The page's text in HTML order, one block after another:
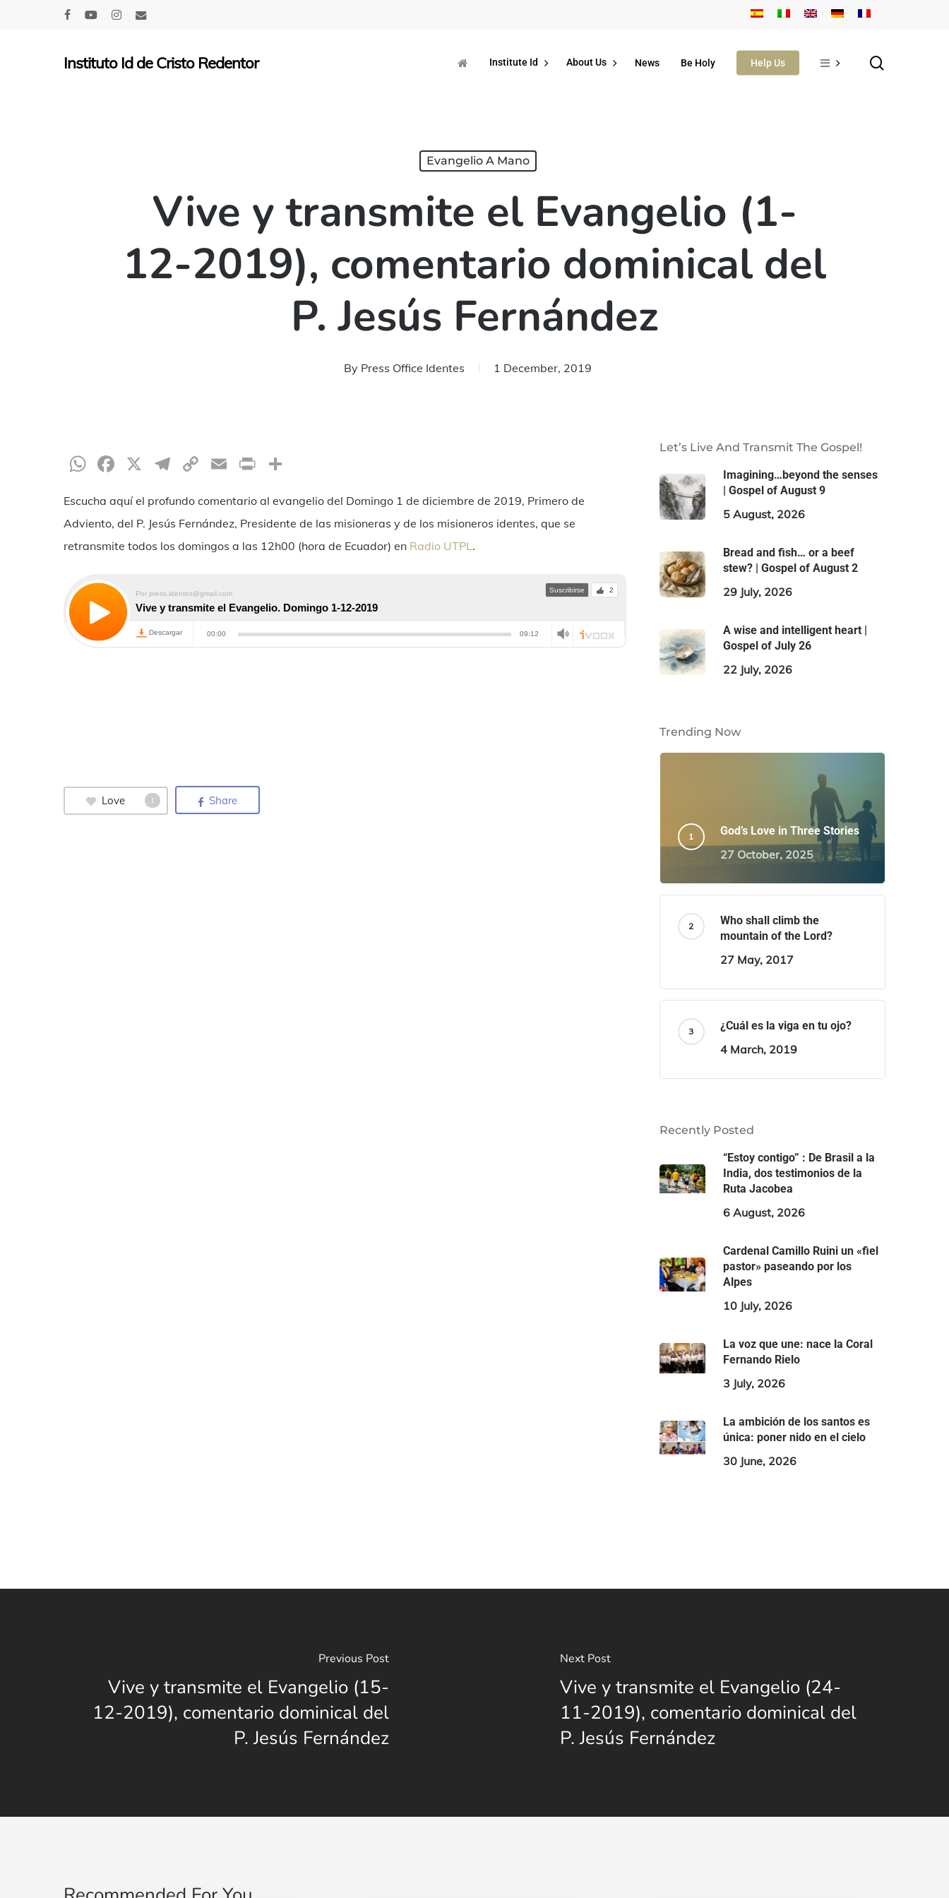
Instituto Id de Cristo Redentor Institute Id About Us News Be Holy Help Us
Evangelio A Mano
Vive y transmite el Evangelio (1-
12-2019), comentario dominical del
P. Jesús Fernández
By Press Office Identes 1 December, 2019
WhatsApp
Facebook
X Telegram
CopyEmailPrint
Escucha aquí el profundo comentario al evangelio del Domingo 1 de diciembre de 2019, Primero de
Adviento, del P. Jesús Fernández, Presidente de las misioneras y de los misioneros identes, que se
retransmite todos los domingos a las 12h00 (hora de Ecuador) en Radio UTPL.
Love 1 Share
Let’s Live And Transmit The Gospel!
Imagining…beyond the senses
| Gospel of August 9
5 August, 2026
Bread and fish… or a beef
stew? | Gospel of August 2
29 July, 2026
A wise and intelligent heart |
Gospel of July 26
22 July, 2026
Trending Now
God’s Love in Three Stories
27 October, 2025
Who shall climb the
mountain of the Lord?
27 May, 2017
¿Cuál es la viga en tu ojo?
4 March, 2019
Recently Posted
“Estoy contigo” : De Brasil a la
India, dos testimonios de la
Ruta Jacobea
6 August, 2026
Cardenal Camillo Ruini un «fiel
pastor» paseando por los
Alpes
10 July, 2026
La voz que une: nace la Coral
Fernando Rielo
3 July, 2026
La ambición de los santos es
única: poner nido en el cielo
30 June, 2026
Previous Post
Vive y transmite el Evangelio (15-
12-2019), comentario dominical del
P. Jesús Fernández
Next Post
Vive y transmite el Evangelio (24-
11-2019), comentario dominical del
P. Jesús Fernández